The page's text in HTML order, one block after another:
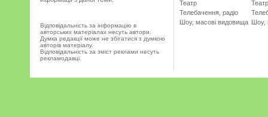
Відповідальність за інформацію в
авторських матеріалах несуть автори.
Думка редакції може не збігатися з думкою
авторів матеріалу.
Відповідальність за зміст реклами несуть
рекламодавці.
Театр
Телебачення, радіо
Шоу, масові видовища
Театр
Шоу,